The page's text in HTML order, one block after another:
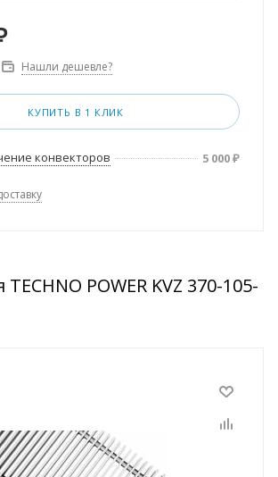
Нашли дешевле?
КУПИТЬ В 1 КЛИК
конвекторов 5 000₽
POWER KVZ 370-105-